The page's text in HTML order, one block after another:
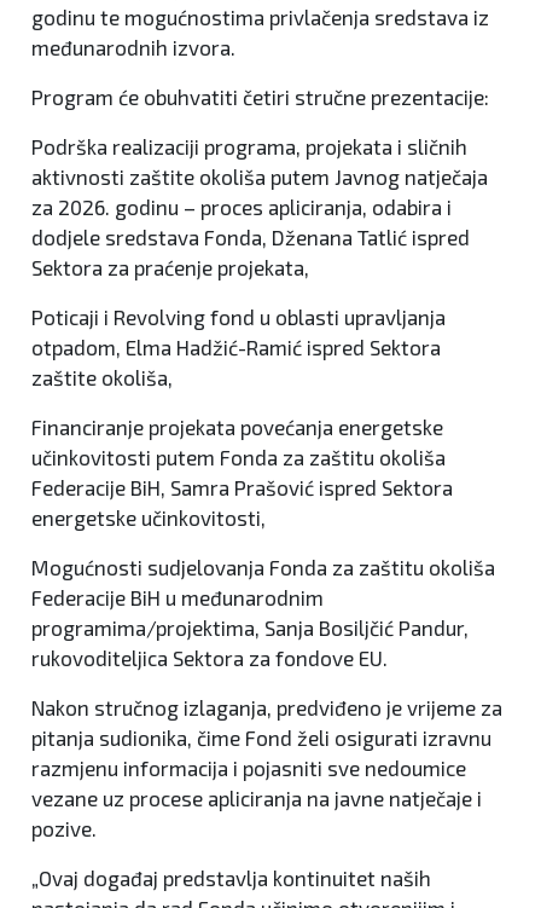
godinu te mogućnostima privlačenja sredstava iz
međunarodnih izvora.
Program će obuhvatiti četiri stručne prezentacije:
Podrška realizaciji programa, projekata i sličnih
aktivnosti zaštite okoliša putem Javnog natječaja
za 2026. godinu – proces apliciranja, odabira i
dodjele sredstava Fonda, Dženana Tatlić ispred
Sektora za praćenje projekata,
Poticaji i Revolving fond u oblasti upravljanja
otpadom, Elma Hadžić-Ramić ispred Sektora
zaštite okoliša,
Financiranje projekata povećanja energetske
učinkovitosti putem Fonda za zaštitu okoliša
Federacije BiH, Samra Prašović ispred Sektora
energetske učinkovitosti,
Mogućnosti sudjelovanja Fonda za zaštitu okoliša
Federacije BiH u međunarodnim
programima/projektima, Sanja Bosiljčić Pandur,
rukovoditeljica Sektora za fondove EU.
Nakon stručnog izlaganja, predviđeno je vrijeme za
pitanja sudionika, čime Fond želi osigurati izravnu
razmjenu informacija i pojasniti sve nedoumice
vezane uz procese apliciranja na javne natječaje i
pozive.
„Ovaj događaj predstavlja kontinuitet naših